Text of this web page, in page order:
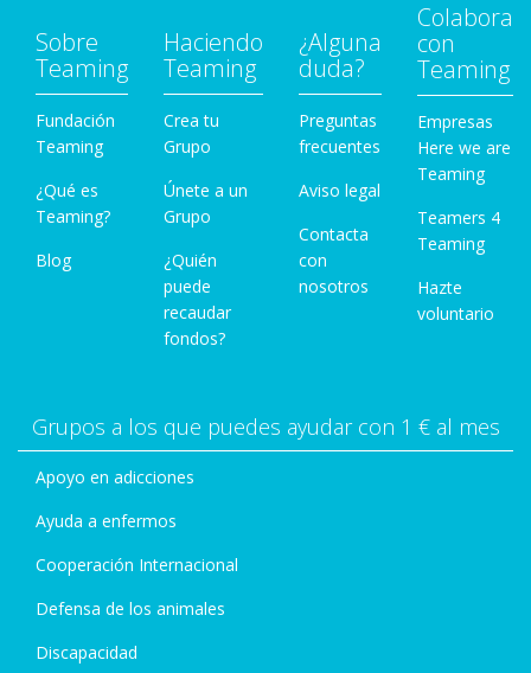
Sobre
Teaming
Fundación
Teaming
¿Qué es
Teaming?
Blog
Haciendo
Teaming
Crea tu
Grupo
Únete a un
Grupo
¿Quién
puede
recaudar
fondos?
¿Alguna
duda?
Preguntas
frecuentes
Aviso legal
Contacta
con
nosotros
Colabora
con
Teaming
Empresas
Here we are
Teaming
Teamers 4
Teaming
Hazte
voluntario
Grupos a los que puedes ayudar con 1 € al mes
Apoyo en adicciones
Ayuda a enfermos
Cooperación Internacional
Defensa de los animales
Discapacidad